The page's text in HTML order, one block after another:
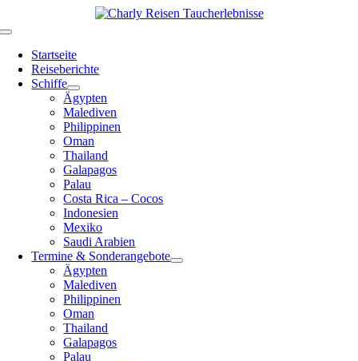
Inhalt
Toggle
NavigationStartseite
Reiseberichte
Schiffe
Ägypten
Malediven
Philippinen
Oman
Thailand
Galapagos
Palau
Costa Rica – Cocos
Indonesien
Mexiko
Saudi Arabien
Termine & Sonderangebote
Ägypten
Malediven
Philippinen
Oman
Thailand
Galapagos
Palau